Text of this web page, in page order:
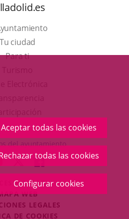
Aceptar todas las cookies
todas las cookies
Configurar cookies
Tu ciudad
Para ti
en
una
ventana
nueva.
aplicación
externa.
del ayuntamiento
ENLACE
A
UNA
APLICACIÓN
EXTERNA.
ENLACE
A
UNA
APLICACIÓN
EXTERNA.
ENLACE
A
UNA
EXTERNA.
WEB
LEGALES
DE COOKIES